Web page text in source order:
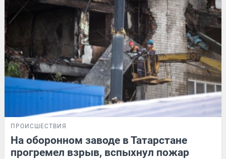
ПРОИСШЕСТВИЯ
На оборонном заводе в Татарстане
прогремел взрыв, вспыхнул пожар